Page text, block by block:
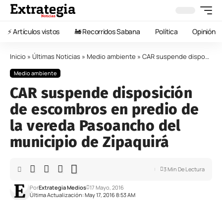
⚡️ Artículos vistos 🚂 Recorridos Sabana Política Opinión
Inicio » Últimas Noticias » Medio ambiente » CAR suspende disposición de escombros en predio de la vereda Pasoancho del municipio de Zipaquirá
Medio ambiente
CAR suspende disposición
de escombros en predio de
la vereda Pasoancho del
municipio de Zipaquirá
Última Actualización: May 17, 2016 8:53 AM
PorExtrategia Medios 17 Mayo, 2016
3 Min De Lectura